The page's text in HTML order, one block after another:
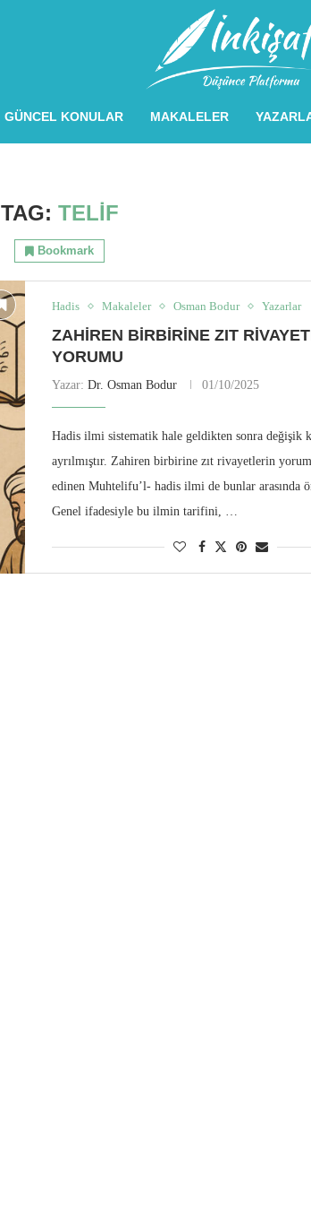
GÜNCEL KONULAR MAKALELER
TAG: TELIF
Bookmark
Hadis Makaleler Osman Bodur Yazarlar
ZAHIREN BIRBIRINE ZIT
YORUMU
Yazar:Dr. Osman Bodur 01/10/2025
Hadis ilmi sistematik hale geldikten sonra değişik
ayrılmıştır. Zahiren birbirine zıt rivayetlerin
edinen Muhtelifu’l- hadis ilmi de bunlar arasında
Genel ifadesiyle bu ilmin tarifini, …